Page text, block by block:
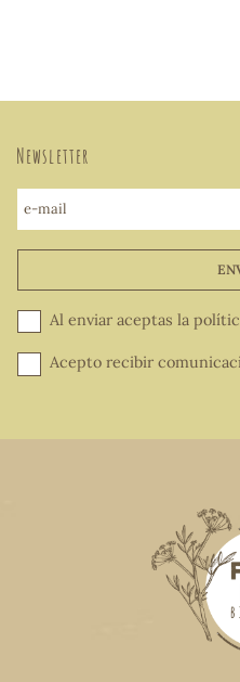
Newsletter
e-mail
Al enviar aceptas la
Acepto recibir